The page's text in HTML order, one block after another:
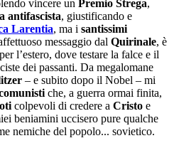
vincere un Premio Strega,
antifascista, giustificando e
Larentia, ma i santissimi
messaggio dal Quirinale, è
l’estero, dove testare la falce e il
dei passanti. Da megalomane
– e subito dopo il Nobel – mi
che, a guerra ormai finita,
colpevoli di credere a Cristo e
beniamini uccisero pure qualche
nemiche del popolo... sovietico.